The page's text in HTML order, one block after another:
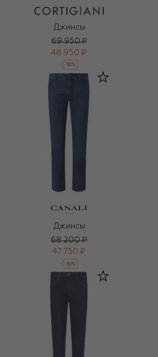
Джинсы
69 950 ₽
48 950 ₽
-30%
Джинсы
68 200 ₽
47 750 ₽
-30%